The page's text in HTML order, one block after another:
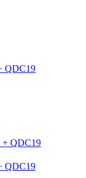
QDC19
QDC19
QDC19